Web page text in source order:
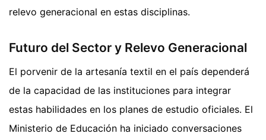
relevo generacional en estas disciplinas.
Futuro del Sector y Relevo Generacional
El porvenir de la artesanía textil en el país dependerá
de la capacidad de las instituciones para integrar
estas habilidades en los planes de estudio oficiales. El
Ministerio de Educación ha iniciado conversaciones